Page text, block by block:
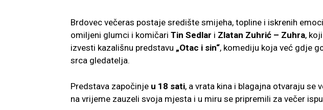
Brdovec večeras postaje središte smijeha, topline i iskrenih
omiljeni glumci i komičari Tin Sedlar i Zlatan Zuhrić – Zuhra,
izvesti kazališnu predstavu „Otac i sin“, komediju koja već gdje
srca gledatelja.
Predstava započinje u 18 sati, a vrata kina i blagajna otvaraju se
na vrijeme zauzeli svoja mjesta i u miru se pripremili za večer